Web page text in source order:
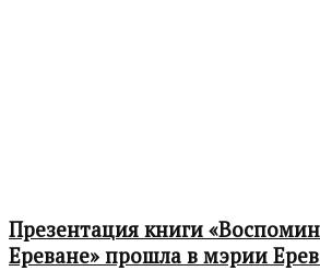
Презентация книги
Ереване» прошла в мэрии